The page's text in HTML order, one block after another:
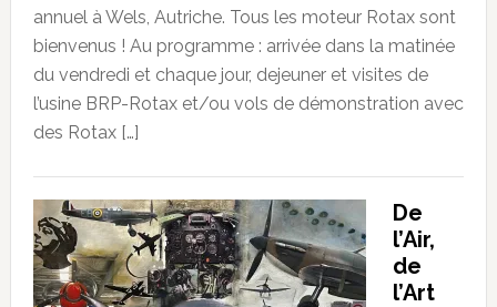
annuel à Wels, Autriche. Tous les moteur Rotax sont
bienvenus ! Au programme : arrivée dans la matinée
du vendredi et chaque jour, dejeuner et visites de
l’usine BRP-Rotax et/ou vols de démonstration avec
des Rotax […]
De
l’Air,
de
l’Art